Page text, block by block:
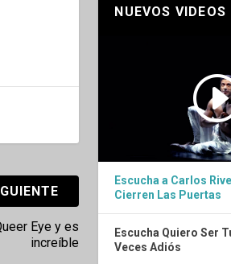
Eye y es
increíble
NUEVOS VIDEOS
Escucha a Carlos
Cierren Las Puertas
Escucha Quiero Ser
Veces Adiós